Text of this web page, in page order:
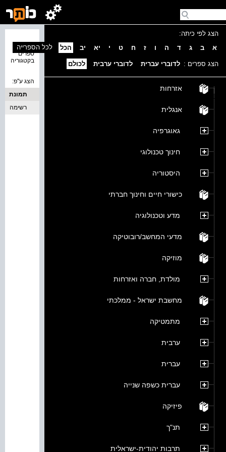
הצג לפי כיתה:
א
ב ג ד ה ו ז ח ט י יא יב הכל
הצג ספרים : לדוברי עברית לדוברי ערבית לכולם
אזרחות
אנגלית
גאוגרפיה
חינוך טכנולוגי
היסטוריה
כישורי חיים וחינוך חברתי
מדע וטכנולוגיה
מדעי המחשב/רובוטיקה
מוזיקה
מולדת, חברה ואזרחות
מחשבת ישראל - ממלכתי
מתמטיקה
ערבית
עברית
עברית כשפה שנייה
פיזיקה
תנ"ך
תרבות יהודית-ישראלית
ספרים
בקטגוריה
לכל הספרייה
הצג ע''פ:
תמונת
כריכה
רשימה